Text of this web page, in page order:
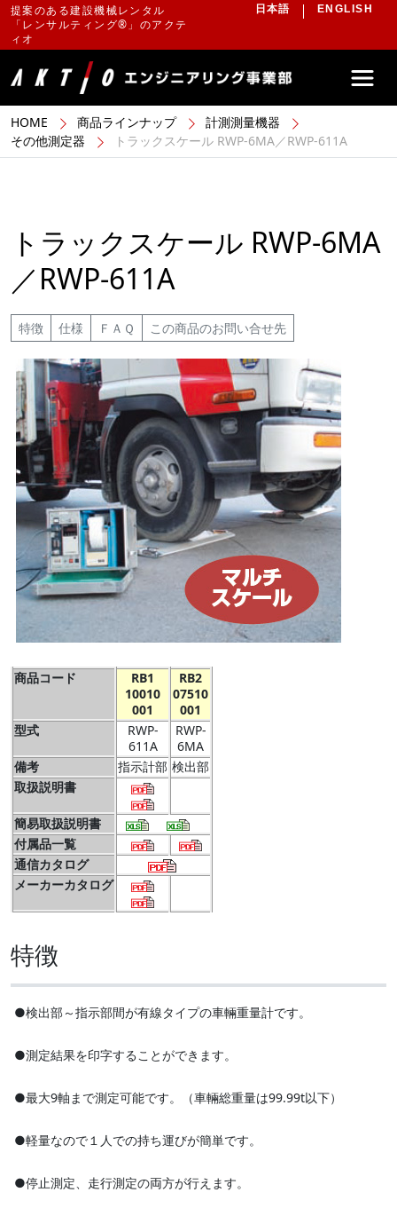
提案のある建設機械レンタル
「レンサルティング®」のアクテ
ィオ
日本語 ENGLISH
HOME 商品ラインナップ
計測測量機器
その他測定器
トラックスケール RWP-6MA／RWP-611A
トラックスケール RWP-6MA
／RWP-611A
特徴 仕様 ＦＡＱ この商品のお問い合せ先
商品コード
RB1
10010
001
RB2
07510
001
型式
RWP-
611A
RWP-
6MA
備考
指示計部 検出部
取扱説明書
簡易取扱説明書
付属品一覧
通信カタログ
メーカーカタログ
特徴
●検出部～指示部間が有線タイプの車輛重量計です。
●測定結果を印字することができます。
●最大9軸まで測定可能です。（車輛総重量は99.99t以下）
●軽量なので１人での持ち運びが簡単です。
●停止測定、走行測定の両方が行えます。